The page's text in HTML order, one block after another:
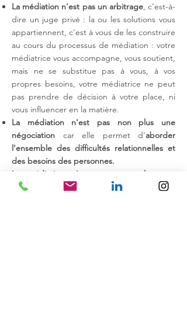
La médiation n'est pas un arbitrage, c'est-à-
dire un juge privé : la ou les solutions vous
appartiennent, c'est à vous de les construire
au cours du processus de médiation : votre
médiatrice vous accompagne, vous soutient,
mais ne se substitue pas à vous, à vos
propres besoins, votre médiatrice ne peut
pas prendre de décision à votre place, ni
vous influencer en la matière.
La médiation n'est pas non plus une
négociation car elle permet d'aborder
l'ensemble des difficultés relationnelles et
des besoins des personnes.
La médiation n'est pas non plus une
conciliation
qui ne porterait que sur l'objet